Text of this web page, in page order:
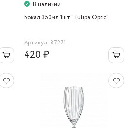
В наличии
Бокал 350мл.1шт."Tulipa Optic"
Артикул: 87271
420 ₽